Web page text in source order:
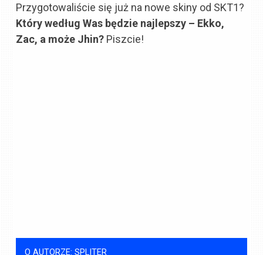
Przygotowaliście się już na nowe skiny od SKT1?
Który według Was będzie najlepszy – Ekko,
Zac, a może Jhin? Piszcie!
O AUTORZE: SPLITER